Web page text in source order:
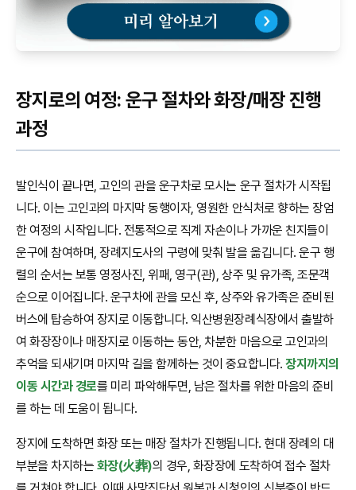
장지로의 여정: 운구 절차와 화장/매장 진행
과정
발인식이 끝나면, 고인의 관을 운구차로 모시는 운구 절차가 시작됩
니다. 이는 고인과의 마지막 동행이자, 영원한 안식처로 향하는 장엄
한 여정의 시작입니다. 전통적으로 직계 자손이나 가까운 친지들이
운구에 참여하며, 장례지도사의 구령에 맞춰 발을 옮깁니다. 운구 행
렬의 순서는 보통 영정사진, 위패, 영구(관), 상주 및 유가족, 조문객
순으로 이어집니다. 운구차에 관을 모신 후, 상주와 유가족은 준비된
버스에 탑승하여 장지로 이동합니다. 익산병원장례식장에서 출발하
여 화장장이나 매장지로 이동하는 동안, 차분한 마음으로 고인과의
추억을 되새기며 마지막 길을 함께하는 것이 중요합니다.장지까지의
이동 시간과 경로를 미리 파악해두면, 남은 절차를 위한 마음의 준비
를 하는 데 도움이 됩니다.
장지에 도착하면 화장 또는 매장 절차가 진행됩니다. 현대 장례의 대
부분을 차지하는 화장(火葬)의 경우, 화장장에 도착하여 접수 절차